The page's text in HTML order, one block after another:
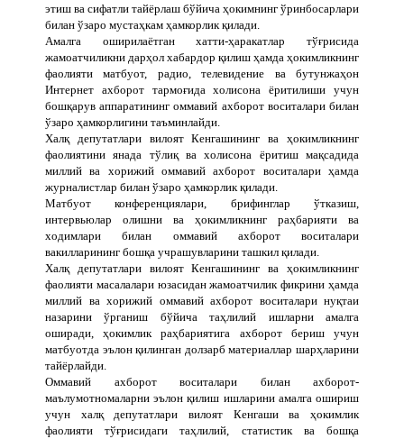
этиш ва сифатли тайёрлаш бўйича ҳокимнинг ўринбосарлари
билан ўзаро мустаҳкам ҳамкорлик қилади.
Амалга оширилаётган хатти-ҳаракатлар тўғрисида
жамоатчиликни дарҳол хабардор қилиш ҳамда ҳокимликнинг
фаолияти матбуот, радио, телевидение ва бутунжаҳон
Интернет ахборот тармоғида холисона ёритилиши учун
бошқарув аппаратининг оммавий ахборот воситалари билан
ўзаро ҳамкорлигини таъминлайди.
Халқ депутатлари вилоят Кенгашининг ва ҳокимликнинг
фаолиятини янада тўлиқ ва холисона ёритиш мақсадида
миллий ва хорижий оммавий ахборот воситалари ҳамда
журналистлар билан ўзаро ҳамкорлик қилади.
Матбуот конференциялари, брифинглар ўтказиш,
интервьюлар олишни ва ҳокимликнинг раҳбарияти ва
ходимлари билан оммавий ахборот воситалари
вакилларининг бошқа учрашувларини ташкил қилади.
Халқ депутатлари вилоят Кенгашининг ва ҳокимликнинг
фаолияти масалалари юзасидан жамоатчилик фикрини ҳамда
миллий ва хорижий оммавий ахборот воситалари нуқтаи
назарини ўрганиш бўйича таҳлилий ишларни амалга
оширади, ҳокимлик раҳбариятига ахборот бериш учун
матбуотда эълон қилинган долзарб материаллар шарҳларини
тайёрлайди.
Оммавий ахборот воситалари билан ахборот-
маълумотномаларни эълон қилиш ишларини амалга ошириш
учун халқ депутатлари вилоят Кенгаши ва ҳокимлик
фаолияти тўғрисидаги таҳлилий, статистик ва бошқа